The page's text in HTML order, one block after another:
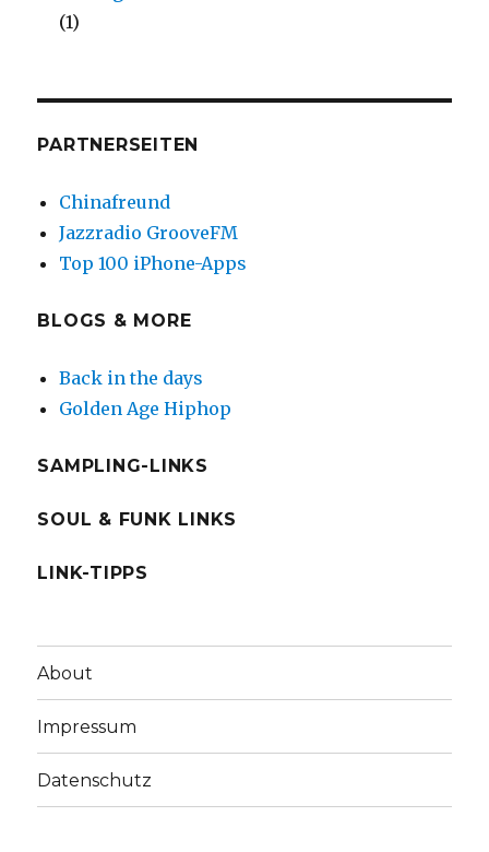
(1)
PARTNERSEITEN
Chinafreund
Jazzradio GrooveFM
Top 100 iPhone-Apps
BLOGS & MORE
Back in the days
Golden Age Hiphop
SAMPLING-LINKS
SOUL & FUNK LINKS
LINK-TIPPS
About
Impressum
Datenschutz